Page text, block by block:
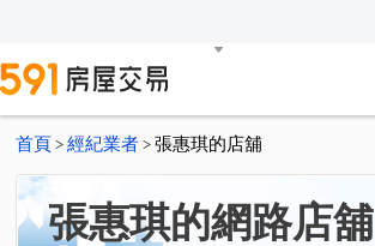
首頁 > 經紀業者 > 張惠琪的店舖
張惠琪的網路店舖